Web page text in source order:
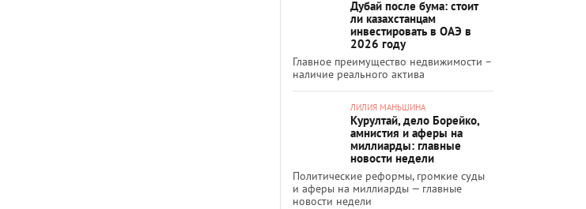
Дубай после бума: стоит
ли казахстанцам
инвестировать в ОАЭ в
2026 году
Главное преимущество недвижимости –
наличие реального актива
ЛИЛИЯ МАНЬШИНА
Курултай, дело Борейко,
амнистия и аферы на
миллиарды: главные
новости недели
Политические реформы, громкие суды
и аферы на миллиарды — главные
новости недели